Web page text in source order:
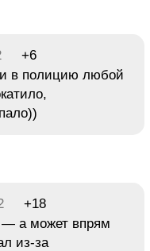
+6
в полицию любой
+18
— а может впрям
из-за